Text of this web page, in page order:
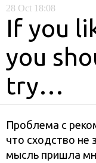
28 Oct 18:08
If you
you
try…
Проблема с
что сходство не
мысль пришла